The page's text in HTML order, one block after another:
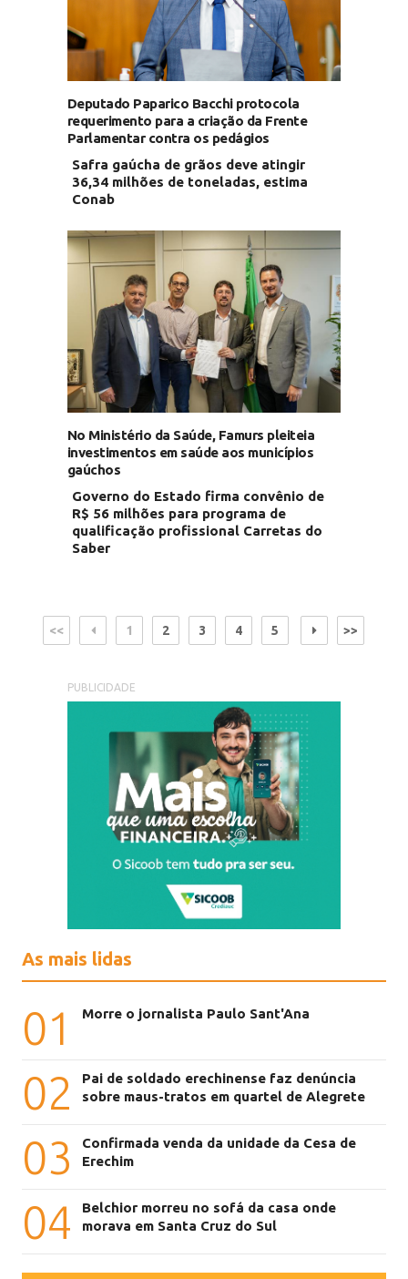
Deputado Paparico Bacchi protocola
requerimento para a criação da Frente
Parlamentar contra os pedágios
Safra gaúcha de grãos deve atingir
36,34 milhões de toneladas, estima
Conab
No Ministério da Saúde, Famurs pleiteia
investimentos em saúde aos municípios
gaúchos
Governo do Estado firma convênio de
R$ 56 milhões para programa de
qualificação profissional Carretas do
Saber
<< 1 2 3 4 5 >>
PUBLICIDADE
As mais lidas
01 Morre o jornalista Paulo Sant'Ana
02
Pai de soldado erechinense faz denúncia
sobre maus-tratos em quartel de Alegrete
03
Confirmada venda da unidade da Cesa de
Erechim
04
Belchior morreu no sofá da casa onde
morava em Santa Cruz do Sul